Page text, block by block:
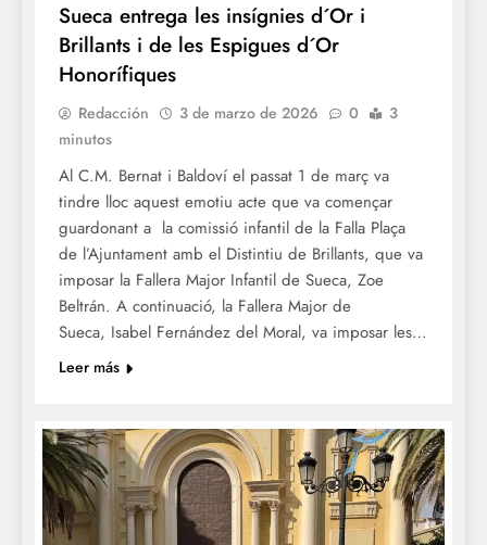
Sueca entrega les insígnies d´Or i
Brillants i de les Espigues d´Or
Honorífiques
Redacción 3 de marzo de 2026 0
3
minutos
Al C.M. Bernat i Baldoví el passat 1 de març va
tindre lloc aquest emotiu acte que va començar
guardonant a la comissió infantil de la Falla Plaça
de l’Ajuntament amb el Distintiu de Brillants, que va
imposar la Fallera Major Infantil de Sueca, Zoe
Beltrán. ​A continuació, la Fallera Major de
Sueca, Isabel Fernández del Moral, va imposar les…
Leer más